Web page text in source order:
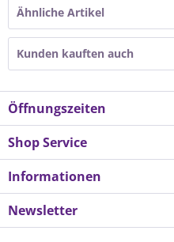
Ähnliche Artikel
Kunden kauften auch
Öffnungszeiten
Shop Service
Informationen
Newsletter